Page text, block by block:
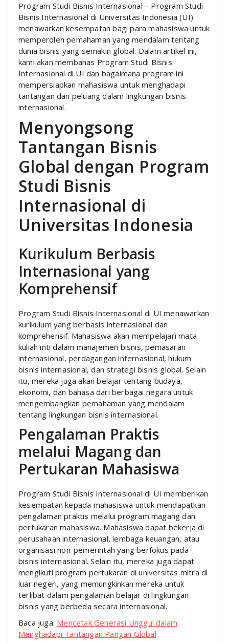
Program Studi Bisnis Internasional – Program Studi
Bisnis Internasional di Universitas Indonesia (UI)
menawarkan kesempatan bagi para mahasiswa untuk
memperoleh pemahaman yang mendalam tentang
dunia bisnis yang semakin global. Dalam artikel ini,
kami akan membahas Program Studi Bisnis
Internasional di UI dan bagaimana program ini
mempersiapkan mahasiswa untuk menghadapi
tantangan dan peluang dalam lingkungan bisnis
internasional.
Menyongsong
Tantangan Bisnis
Global dengan Program
Studi Bisnis
Internasional di
Universitas Indonesia
Kurikulum Berbasis
Internasional yang
Komprehensif
Program Studi Bisnis Internasional di UI menawarkan
kurikulum yang berbasis internasional dan
komprehensif. Mahasiswa akan mempelajari mata
kuliah inti dalam manajemen bisnis, pemasaran
internasional, perdagangan internasional, hukum
bisnis internasional, dan strategi bisnis global. Selain
itu, mereka juga akan belajar tentang budaya,
ekonomi, dan bahasa dari berbagai negara untuk
mengembangkan pemahaman yang mendalam
tentang lingkungan bisnis internasional.
Pengalaman Praktis
melalui Magang dan
Pertukaran Mahasiswa
Program Studi Bisnis Internasional di UI memberikan
kesempatan kepada mahasiswa untuk mendapatkan
pengalaman praktis melalui program magang dan
pertukaran mahasiswa. Mahasiswa dapat bekerja di
perusahaan internasional, lembaga keuangan, atau
organisasi non-pemerintah yang berfokus pada
bisnis internasional. Selain itu, mereka juga dapat
mengikuti program pertukaran di universitas mitra di
luar negeri, yang memungkinkan mereka untuk
terlibat dalam pengalaman belajar di lingkungan
bisnis yang berbeda secara internasional.
Baca juga: Mencetak Generasi Unggul dalam
Menghadapi Tantangan Pangan Global